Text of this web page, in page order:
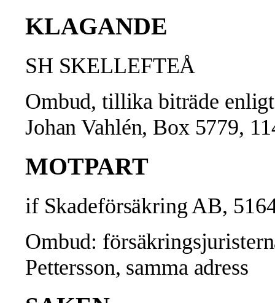
KLAGANDE
SH SKELLEFTEÅ
Ombud, tillika biträde
Johan Vahlén, Box 5779,
MOTPART
if Skadeförsäkring AB,
Ombud:
Pettersson, samma adress